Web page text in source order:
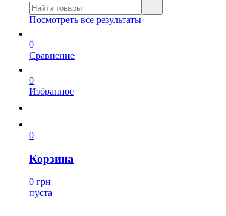
Посмотреть все результаты
0
Сравнение
0
Избранное
0
Корзина
0 грн
пуста